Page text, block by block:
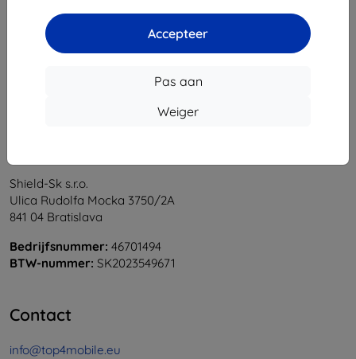
Accepteer
Pas aan
Weiger
Van totaal
«
Shield-Sk s.r.o.
Ulica Rudolfa Mocka 3750/2A
841 04 Bratislava
Bedrijfsnummer: 46701494
BTW-nummer: SK2023549671
Contact
info@top4mobile.eu